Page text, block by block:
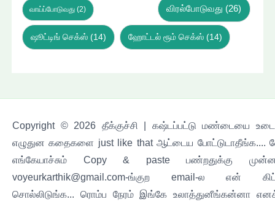
வாய்ப்போடுவது (2) விரல்போடுவது (26)
ஷூட்டிங் செக்ஸ்(14) ஹோட்டல் ரூம் செக்ஸ்(14)
Copyright © 2026 தீக்குச்சி | கஷ்டப்பட்டு மண்டையை
எழுதுன கதைகளை just like that ஆட்டைய போட்டுடாதீங்க....
எங்கேயாச்சும் Copy & paste பண்றதுக்கு
voyeurkarthik@gmail.com-ங்குற email-ல என்
சொல்லிடுங்க... ரொம்ப நேரம் இங்கே உலாத்துனீங்கன்னா